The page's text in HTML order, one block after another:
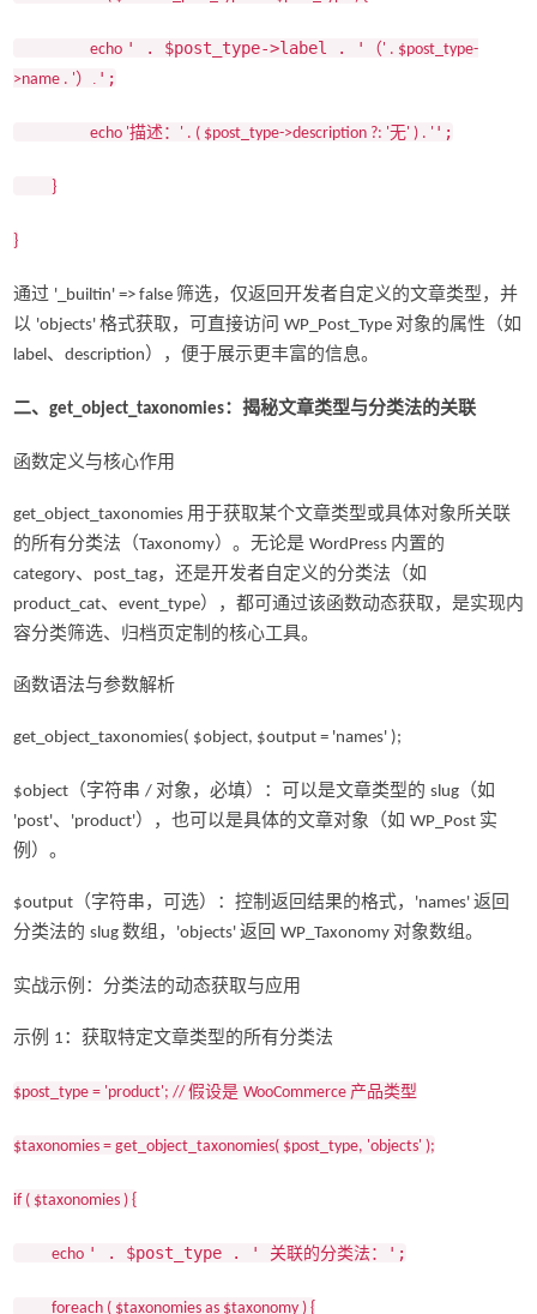
echo ' . $post_type->label . ' （' . $post_type-
>name . '）. ';
echo '描述： ' . ( $post_type->description ?: '无' ) . ' ';
}
}
通过 '_builtin' => false 筛选，仅返回开发者自定义的文章类型，并
以 'objects' 格式获取，可直接访问 WP_Post_Type 对象的属性（如
label、 description ），便于展示更丰富的信息。
二、 get_object_taxonomies：揭秘文章类型与分类法的关联
函数定义与核心作用
get_object_taxonomies 用于获取某个文章类型或具体对象所关联
的所有分类法（Taxonomy）。无论是 WordPress 内置的
category、 post_tag，还是开发者自定义的分类法（如
product_cat、 event_type），都可通过该函数动态获取，是实现内
容分类筛选、归档页定制的核心工具。
函数语法与参数解析
get_object_taxonomies( $object, $output = 'names' );
$object （字符串 / 对象，必填）：可以是文章类型的 slug （如
'post'、 'product'），也可以是具体的文章对象（如 WP_Post 实
例）。
$output （字符串，可选）：控制返回结果的格式， 'names' 返回
分类法的 slug 数组， 'objects' 返回 WP_Taxonomy 对象数组。
实战示例：分类法的动态获取与应用
示例 1 ：获取特定文章类型的所有分类法
$post_type = 'product'; // 假设是 WooCommerce 产品类型
$taxonomies = get_object_taxonomies( $post_type, 'objects' );
if ( $taxonomies ) {
echo ' . $post_type . ' 关联的分类法： ';
foreach ( $taxonomies as $taxonomy ) {